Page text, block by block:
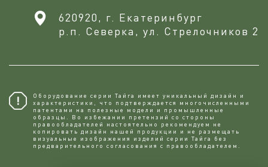
620920, г. Екатеринбург
р.п. Северка, ул. Стрелочников 2
Оборудование серии Тайга имеет уникальный дизайн и
характеристики, что подтверждается многочисленными
патентами на полезные модели и промышленные
образцы. Во избежании претензий со стороны
правообладателей настоятельно рекомендуем не
копировaть дизайн нашей продукции и не размещать
визуальные изображения изделий серии Тайга без
предварительного согласования с правообладателем.